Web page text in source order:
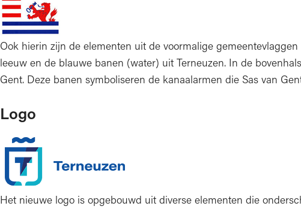
Ook hierin zijn de elementen uit de voormalige
leeuw en de blauwe banen (water) uit Terneuzen. In de
Gent. Deze banen symboliseren de kanaalarmen die Sas van
Logo
Het nieuwe logo is opgebouwd uit diverse elementen die